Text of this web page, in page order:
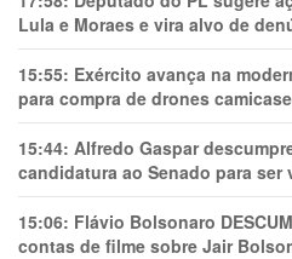
Lula e Moraes e vira alvo de
15:55: Exército avança na
para compra de drones
15:44: Alfredo Gaspar
candidatura ao Senado para
15:06: Flávio Bolsonaro
contas de filme sobre Jair